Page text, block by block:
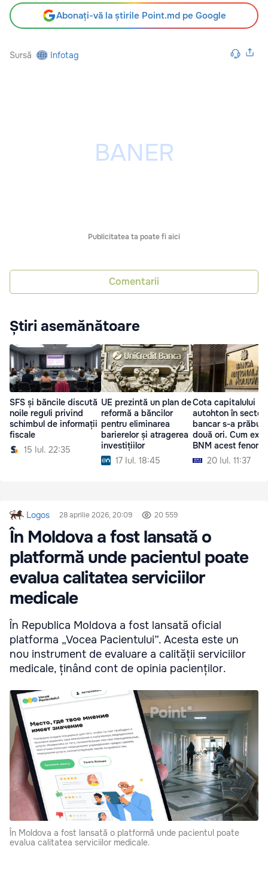
Abonați-vă la știrile Point.md pe Google
Sursă Infotag
Publicitatea ta poate fi aici
Comentarii
Știri asemănătoare
SFS și băncile discută
noile reguli privind
schimbul de informații
fiscale
15 Iul. 22:35
UE prezintă un plan de
reformă a băncilor
pentru eliminarea
barierelor și atragerea
investițiilor
17 Iul. 18:45
Cota capitalului
autohton în
bancar s-a
două ori. Cum
BNM acest
20 Iul. 11:37
Logos 28 aprilie 2026, 20:09 20 559
În Moldova a fost lansată o
platformă unde pacientul poate
evalua calitatea serviciilor
medicale
În Republica Moldova a fost lansată oficial
platforma „Vocea Pacientului”. Acesta este un
nou instrument de evaluare a calității serviciilor
medicale, ținând cont de opinia pacienților.
În Moldova a fost lansată o platformă unde pacientul poate
evalua calitatea serviciilor medicale.